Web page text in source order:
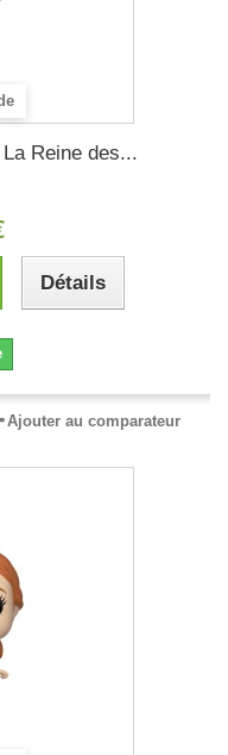
Reine des...
Détails
Ajouter au comparateur